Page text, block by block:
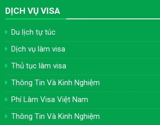
DỊCH VỤ VISA
Du lịch tự túc
Dịch vụ làm visa
Thủ tục làm visa
Thông Tin Và Kinh Nghiệm
Phí Làm Visa Việt Nam
Thông Tin Và Kinh Nghiệm